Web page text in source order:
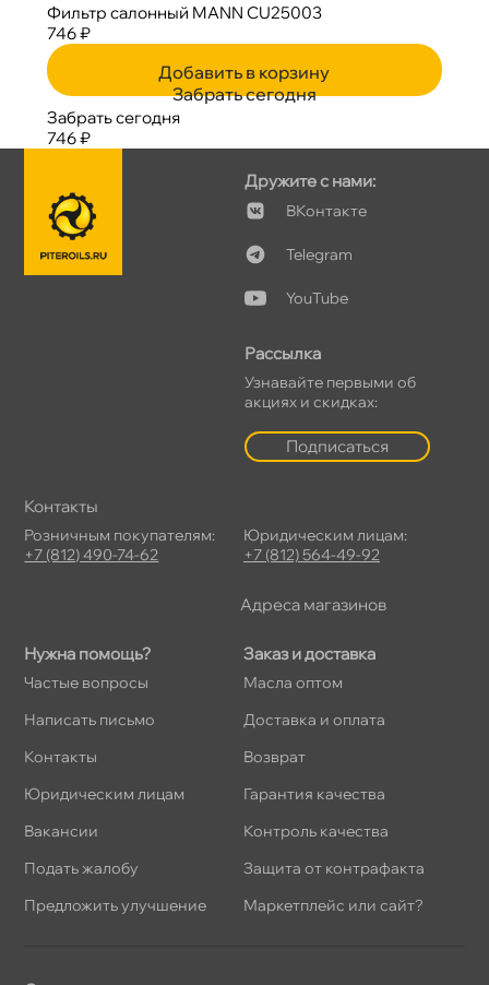
Фильтр салонный MANN CU25003
746 ₽
Добавить в корзину
Забрать сегодня
Забрать сегодня
746 ₽
Нужна помощь?
Частые вопросы
Написать письмо
Контакты
Юридическим лицам
акансии
Подать жалобу
Предложить улучшение
Заказ и доставка
Масла оптом
Доставка и оплата
озврат
Гарантия качества
Контроль качества
Защита от контрафакта
Маркетплейс или сайт?
Дружите с нами:
Контакте
Telegram
YouTube
Рассылка
Узнавайте первыми о
акциях и скидках:
Подписаться
Контакты
Розничным покупателям:
+7 (812) 490-74-62
Юридическим лицам:
+7 (812) 564-49-92
Адреса магазино